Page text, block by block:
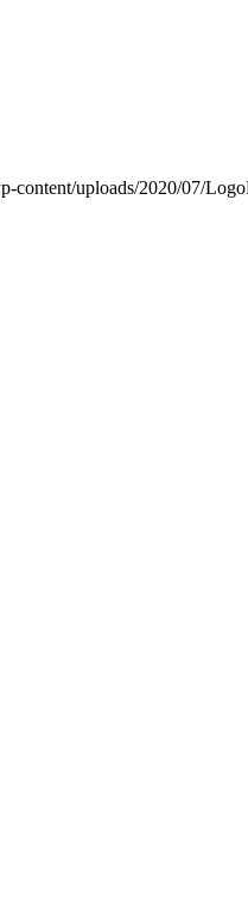
content/uploads/2020/07/